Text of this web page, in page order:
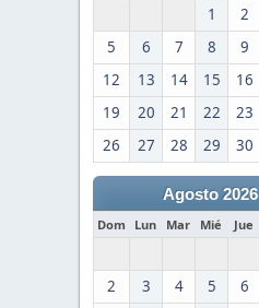
1 2
5
6 7 8 9
12
13 14 15 16
19
20 21 22 23
26
27 28 29 30
Agosto 2026
Dom Lun Mar Mié Jue
2
3 4 5 6